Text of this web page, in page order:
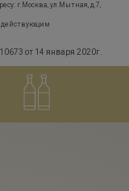
г.Москва, ул.Мытная, д.7,
действующим
от 14 января 2020г.